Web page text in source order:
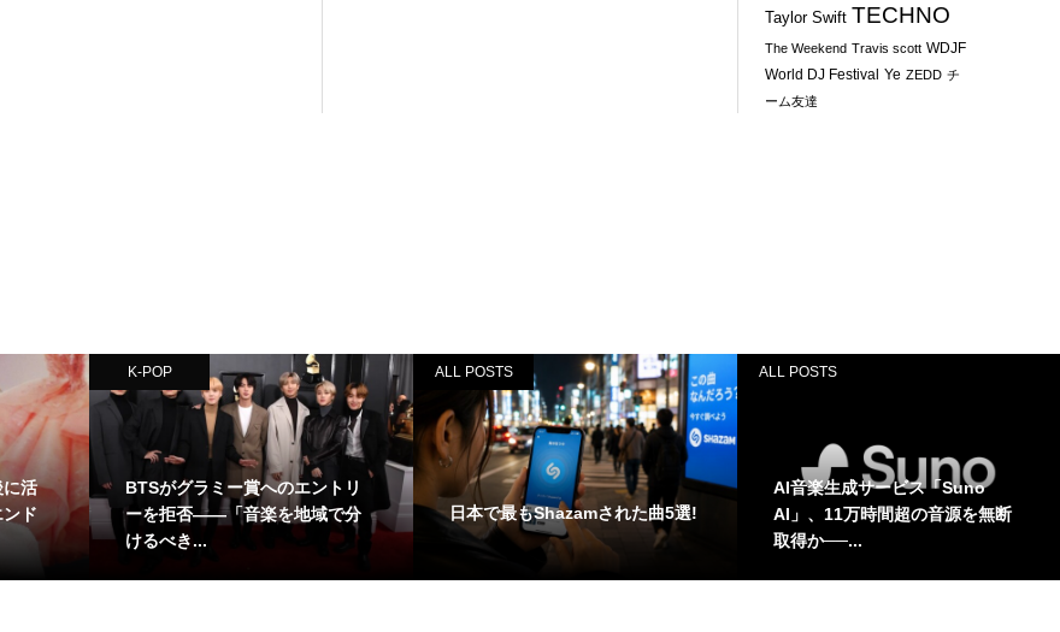
Taylor Swift TECHNO
The Weekend Travis scott WDJF
World DJ Festival Ye ZEDD チ
ーム友達
活
ド
K-POP
BTSがグラミー賞へのエントリ
ーを拒否——「音楽を地域で分
けるべき...
ALL POSTS
日本で最もShazamされた曲5選!
ALL POSTS
AI音楽生成サービス「Suno
AI」、11万時間超の音源を無断
取得か──...